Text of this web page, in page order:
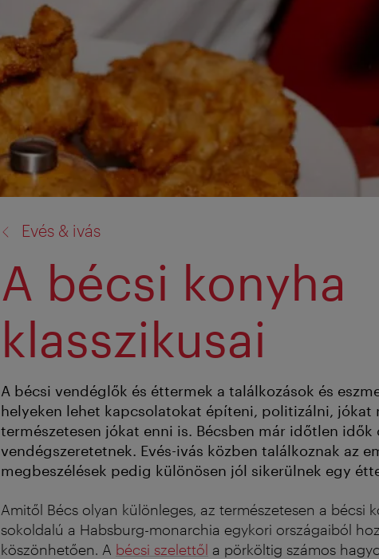
Evés & ivás
A bécsi konyha
klasszikusai
A bécsi vendéglők és éttermek a találkozások és
helyeken lehet kapcsolatokat építeni, politizálni, jókat
természetesen jókat enni is. Bécsben már időtlen idők
vendégszeretetnek. Evés-ivás közben találkoznak az
megbeszélések pedig különösen jól sikerülnek egy
Amitől Bécs olyan különleges, az természetesen a bécsi
sokoldalú a Habsburg-monarchia egykori országaiból
köszönhetően. A bécsi szelettől a pörköltig számos